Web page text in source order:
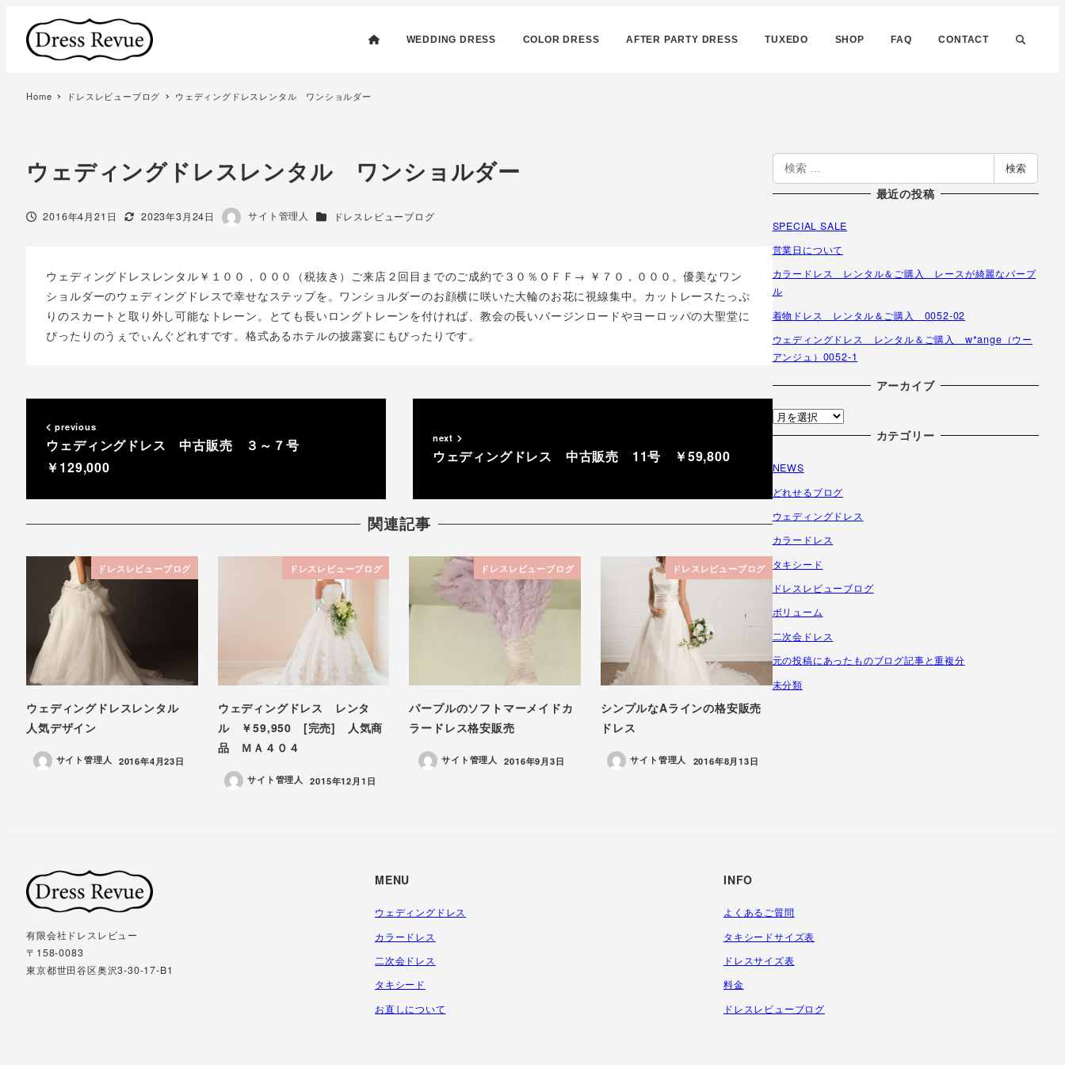
WEDDING DRESS COLOR DRESS AFTER PARTY DRESS TUXEDO SHOP FAQ CONTACT
Home ドレスレビューブログ ウェディングドレスレンタル ワンショルダー
ウェディングドレスレンタル ワンショルダー
投稿日
2016年4月21日 更新日
2023年3月24日
著
サイト管理人 カテゴリー
ドレスレビューブログ
ウェディングドレスレンタル￥１００，０００（税抜き）ご来店２回目までのご成約で３０％ＯＦＦ→ ￥７０，０００。優美なワン
ショルダーのウェディングドレスで幸せなステップを。ワンショルダーのお顔横に咲いた大輪のお花に視線集中。カットレースたっぷ
りのスカートと取り外し可能なトレーン。とても長いロングトレーンを付ければ、教会の長いバージンロードやヨーロッパの大聖堂に
ぴったりのうぇでぃんぐどれすです。格式あるホテルの披露宴にもぴったりです。
previous
ウェディングドレス 中古販売 ３～７号
￥129,000
next
ウェディングドレス 中古販売 11号 ￥59,800
関連記事
ドレスレビューブログ
ウェディングドレスレンタル
人気デザイン
サイト管理人 投稿日
2016年4月23日
ドレスレビューブログ
ウェディングドレス レンタ
ル ￥59,950 [完売] 人気商
品 ＭＡ４０４
サイト管理人 投稿日
2015年12月1日
ドレスレビューブログ
パープルのソフトマーメイドカ
ラードレス格安販売
サイト管理人 投稿日
2016年9月3日
ドレスレビューブログ
シンプルなAラインの格安販売
ドレス
サイト管理人 投稿日
2016年8月13日
検
索
検索
最近の投稿
SPECIAL SALE
営業日について
カラードレス レンタル＆ご購入 レースが綺麗なパープ
ル
着物ドレス レンタル＆ご購入 0052-02
ウェディングドレス レンタル＆ご購入 w*ange（ウー
アンジュ）0052-1
アーカイブ
ア
ー
イ
ブ
カテゴリー
NEWS
どれせるブログ
ウェディングドレス
カラードレス
タキシード
ドレスレビューブログ
ボリューム
二次会ドレス
元の投稿にあったものブログ記事と重複分
未分類
有限会社ドレスレビュー
〒158-0083
東京都世田谷区奥沢3-30-17-B1
MENU
ウェディングドレス
カラードレス
二次会ドレス
タキシード
お直しについて
INFO
よくあるご質問
タキシードサイズ表
ドレスサイズ表
料金
ドレスレビューブログ